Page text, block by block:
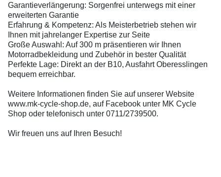
Garantieverlängerung: Sorgenfrei unterwegs mit einer
erweiterten Garantie
Erfahrung & Kompetenz: Als Meisterbetrieb stehen wir
Ihnen mit jahrelanger Expertise zur Seite
Große Auswahl: Auf 300 m präsentieren wir Ihnen
Motorradbekleidung und Zubehör in bester Qualität
Perfekte Lage: Direkt an der B10, Ausfahrt Oberesslingen
bequem erreichbar.
Weitere Informationen finden Sie auf unserer Website
www.mk-cycle-shop.de, auf Facebook unter MK Cycle
Shop oder telefonisch unter 0711/2739500.
Wir freuen uns auf Ihren Besuch!